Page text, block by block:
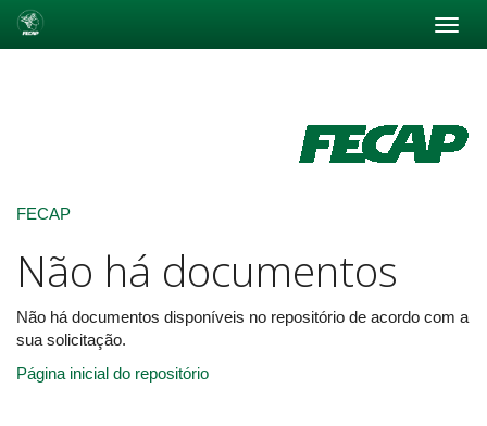
FECAP
Não há documentos
Não há documentos disponíveis no repositório de acordo com a
sua solicitação.
Página inicial do repositório